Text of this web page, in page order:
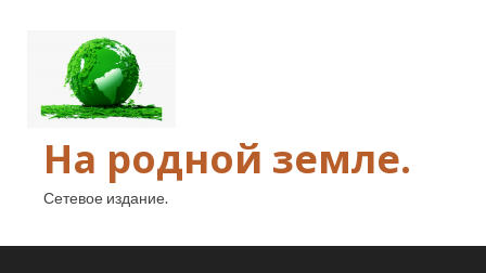
На родной земле.
Сетевое издание.